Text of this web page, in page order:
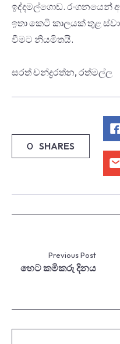
ඉද්දමල්ගොඩ. රංගනයෙන්
ඉතා කෙටි කාලයක් තුළ
වීමට නියමිතයි.
සරත් චන්ද්‍රරත්න, රත්මල්ල
0 SHARES
Previous Post
හෙට කමිකරු දිනය